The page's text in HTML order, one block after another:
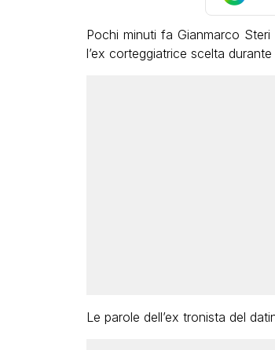
Pochi minuti fa Gianmarco
l’ex corteggiatrice scelta
Le parole dell’ex tronista del